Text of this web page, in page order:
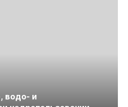
водо- и